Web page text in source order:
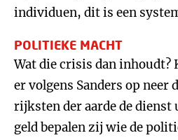
individuen, dit is een
POLITIEKE MACHT
Wat die crisis dan inhoudt?
er volgens Sanders op neer
rijksten der aarde de
geld bepalen zij wie de